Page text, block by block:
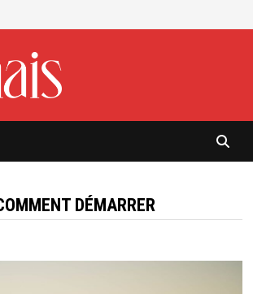
DÉMARRER